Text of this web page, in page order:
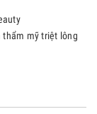
thẩm mỹ triệt lông